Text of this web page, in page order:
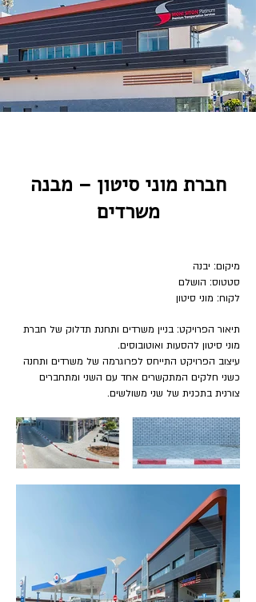
חברת מוני סיטון – מבנה
משרדים
מיקום: יבנה
סטטוס: הושלם
לקוח: מוני סיטון
תיאור הפרויקט: בניין משרדים ותחנת תדלוק של חברת
מוני סיטון להסעות ואוטובוסים.
עיצוב הפרויקט התייחס לפרוגרמה של משרדים ותחנה
כשני חלקים המתקשרים אחד עם השני ומתחברים
צורנית בתכנית של שני משולשים.